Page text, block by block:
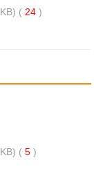
( 24 )
( 5 )